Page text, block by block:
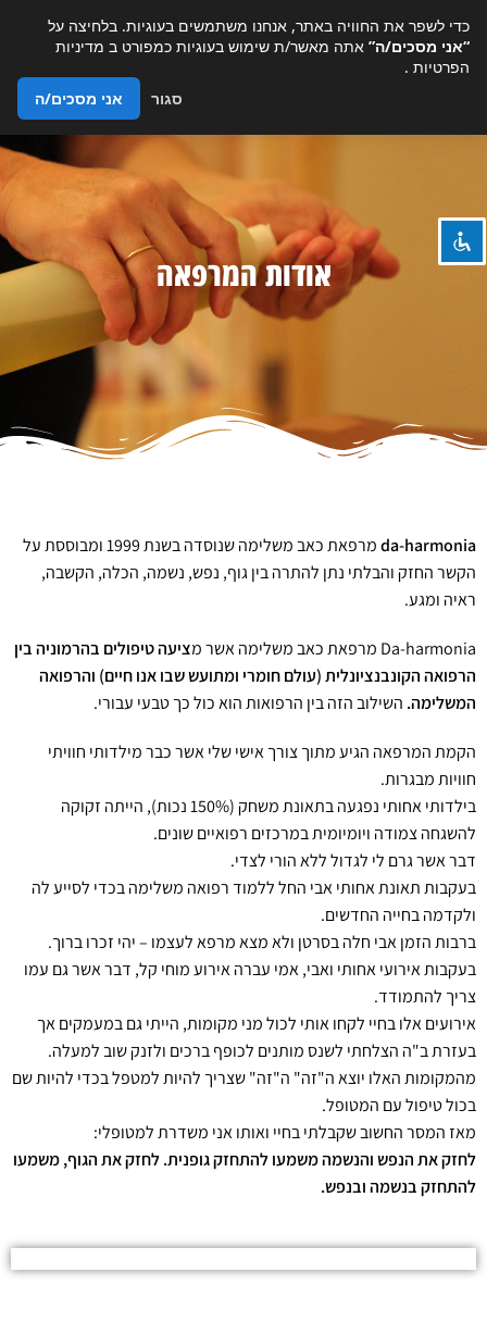
צבע רקע
זום (הקטנה)
גופן קריא
ניגודיות בהירה
font_download סמן קישורים
השארת משוב
הצהרת נגישות
כדי לשפר את החוויה באתר, אנחנו משתמשים בעוגיות. בלחיצה על
“אני מסכים/ה” אתה מאשר/ת שימוש בעוגיות כמפורט ב מדיניות
הפרטיות .
סגור
אני מסכים/ה
אודות המרפאה
da-harmonia
מרפאת כאב משלימה שנוסדה בשנת 1999 ומבוססת על
הקשר החזק והבלתי נתן להתרה בין גוף, נפש, נשמה, הכלה, הקשבה,
ראיה ומגע.
Da-harmonia מרפאת כאב משלימה אשר מ
ציעה טיפולים בהרמוניה בין
הרפואה הקונבנציונלית (עולם חומרי ומתועש שבו אנו חיים) והרפואה
המשלימה. השילוב הזה בין הרפואות הוא כול כך טבעי עבורי.
הקמת המרפאה הגיע מתוך צורך אישי שלי אשר כבר מילדותי חוויתי
חוויות מבגרות.
בילדותי אחותי נפגעה בתאונת משחק (150% נכות), הייתה זקוקה
להשגחה צמודה ויומיומית במרכזים רפואיים שונים.
דבר אשר גרם לי לגדול ללא הורי לצדי.
בעקבות תאונת אחותי אבי החל ללמוד רפואה משלימה בכדי לסייע לה
ולקדמה בחייה החדשים.
ברבות הזמן אבי חלה בסרטן ולא מצא מרפא לעצמו – יהי זכרו ברוך.
בעקבות אירועי אחותי ואבי, אמי עברה אירוע מוחי קל, דבר אשר גם עמו
צריך להתמודד.
אירועים אלו בחיי לקחו אותי לכול מני מקומות, הייתי גם במעמקים אך
בעזרת ב"ה הצלחתי לשנס מותנים לכופף ברכים ולזנק שוב למעלה.
מהמקומות האלו יוצא ה"זה" ה"זה" שצריך להיות למטפל בכדי להיות שם
בכול טיפול עם המטופל.
מאז המסר החשוב שקבלתי בחיי ואותו אני משדרת למטופלי:
לחזק את הנפש והנשמה משמעו להתחזק גופנית. לחזק את הגוף, משמעו
להתחזק בנשמה ובנפש.